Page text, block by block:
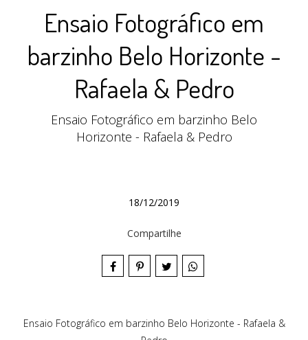
Ensaio Fotográfico em
barzinho Belo Horizonte -
Rafaela & Pedro
Ensaio Fotográfico em barzinho Belo
Horizonte - Rafaela & Pedro
18/12/2019
Compartilhe
Ensaio Fotográfico em barzinho Belo Horizonte - Rafaela &